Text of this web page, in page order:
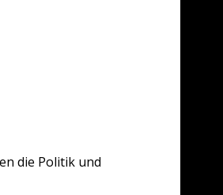
die Politik und